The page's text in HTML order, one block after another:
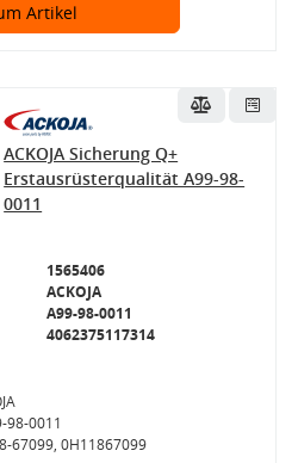
Artikel
ACKOJA Sicherung Q+
Erstausrüsterqualität A99-98-
0011
1565406
ACKOJA
A99-98-0011
4062375117314
98-0011
67099, 0H11867099